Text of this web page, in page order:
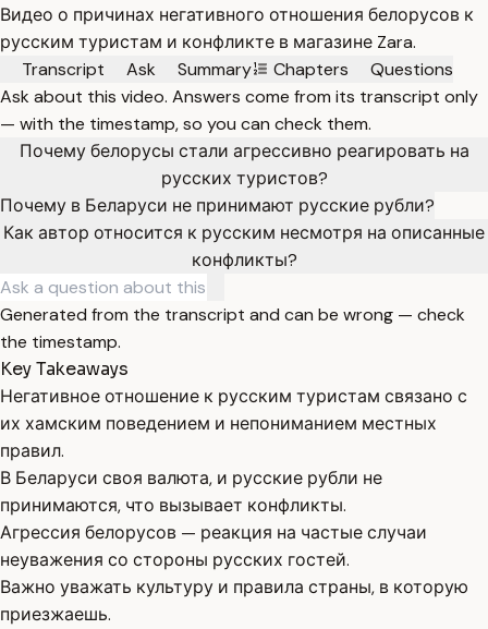
Видео о причинах негативного отношения белорусов к
русским туристам и конфликте в магазине Zara.
Transcript
Ask Summary Chapters
Questions
Ask about this video. Answers come from its transcript only
— with the timestamp, so you can check them.
Почему белорусы стали агрессивно реагировать на
русских туристов?
Почему в Беларуси не принимают русские рубли?
Как автор относится к русским несмотря на описанные
конфликты?
Generated from the transcript and can be wrong — check
the timestamp.
Key Takeaways
Негативное отношение к русским туристам связано с
их хамским поведением и непониманием местных
правил.
В Беларуси своя валюта, и русские рубли не
принимаются, что вызывает конфликты.
Агрессия белорусов — реакция на частые случаи
неуважения со стороны русских гостей.
Важно уважать культуру и правила страны, в которую
приезжаешь.